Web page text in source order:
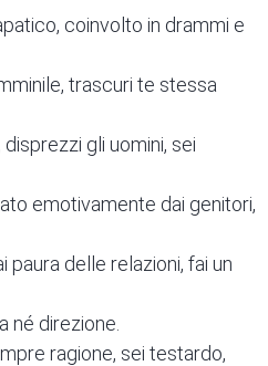
coinvolto in drammi e
trascuri te stessa
gli uomini, sei
emotivamente dai genitori,
paura delle relazioni, fai un
né direzione.
ragione, sei testardo,